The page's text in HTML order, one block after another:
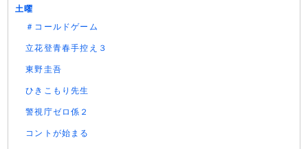
土曜
＃コールドゲーム
立花登青春手控え３
東野圭吾
ひきこもり先生
警視庁ゼロ係２
コントが始まる